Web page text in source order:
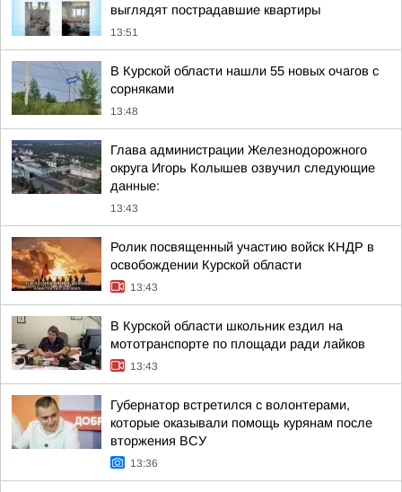
выглядят пострадавшие квартиры
13:51
В Курской области нашли 55 новых очагов с
сорняками
13:48
Глава администрации Железнодорожного
округа Игорь Колышев озвучил следующие
данные:
13:43
Ролик посвященный участию войск КНДР в
освобождении Курской области
13:43
В Курской области школьник ездил на
мототранспорте по площади ради лайков
13:43
Губернатор встретился с волонтерами,
которые оказывали помощь курянам после
вторжения ВСУ
13:36